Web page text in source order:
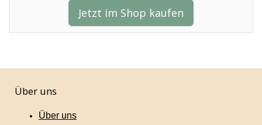
Jetzt im Shop kaufen
Über uns
Über uns